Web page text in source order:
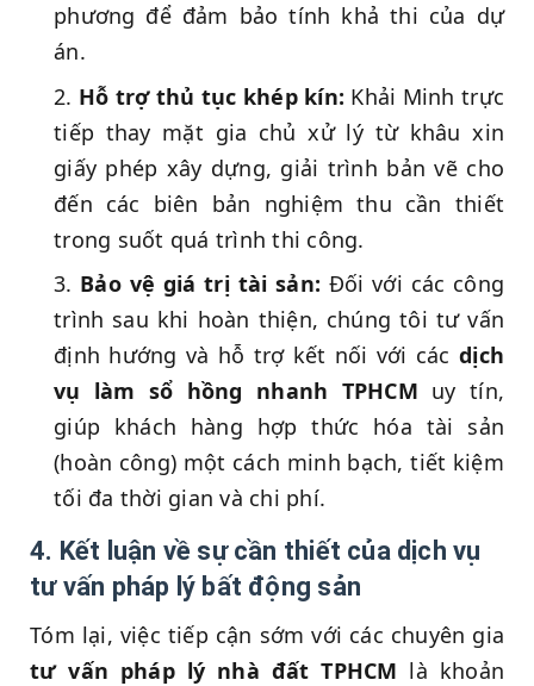
phương để đảm bảo tính khả thi của dự
án.
Hỗ trợ thủ tục khép kín: Khải Minh trực
tiếp thay mặt gia chủ xử lý từ khâu xin
giấy phép xây dựng, giải trình bản vẽ cho
đến các biên bản nghiệm thu cần thiết
trong suốt quá trình thi công.
Bảo vệ giá trị tài sản: Đối với các công
trình sau khi hoàn thiện, chúng tôi tư vấn
định hướng và hỗ trợ kết nối với các dịch
vụ làm sổ hồng nhanh TPHCM uy tín,
giúp khách hàng hợp thức hóa tài sản
(hoàn công) một cách minh bạch, tiết kiệm
tối đa thời gian và chi phí.
4. Kết luận về sự cần thiết của dịch vụ
tư vấn pháp lý bất động sản
Tóm lại, việc tiếp cận sớm với các chuyên gia
tư vấn pháp lý nhà đất TPHCM là khoản